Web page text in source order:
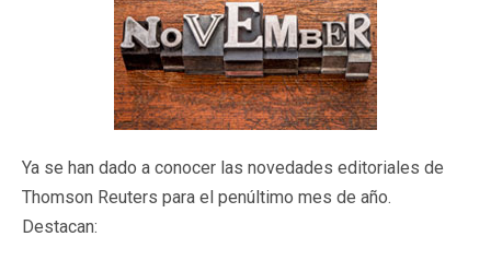
Ya se han dado a conocer las novedades editoriales de
Thomson Reuters para el penúltimo mes de año.
Destacan: